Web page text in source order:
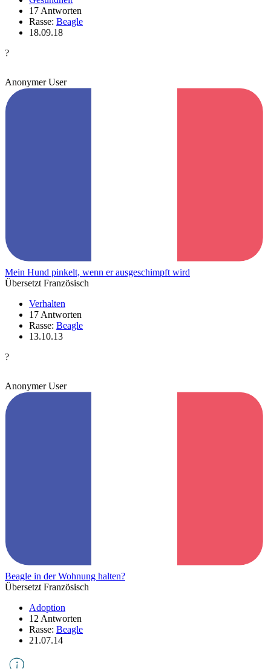
17 Antworten
Rasse: Beagle
18.09.18
?
Anonymer User
Mein Hund pinkelt, wenn er ausgeschimpft wird
Übersetzt Französisch
Verhalten
17 Antworten
Rasse: Beagle
13.10.13
?
Anonymer User
Beagle in der Wohnung halten?
Übersetzt Französisch
Adoption
12 Antworten
Rasse: Beagle
21.07.14